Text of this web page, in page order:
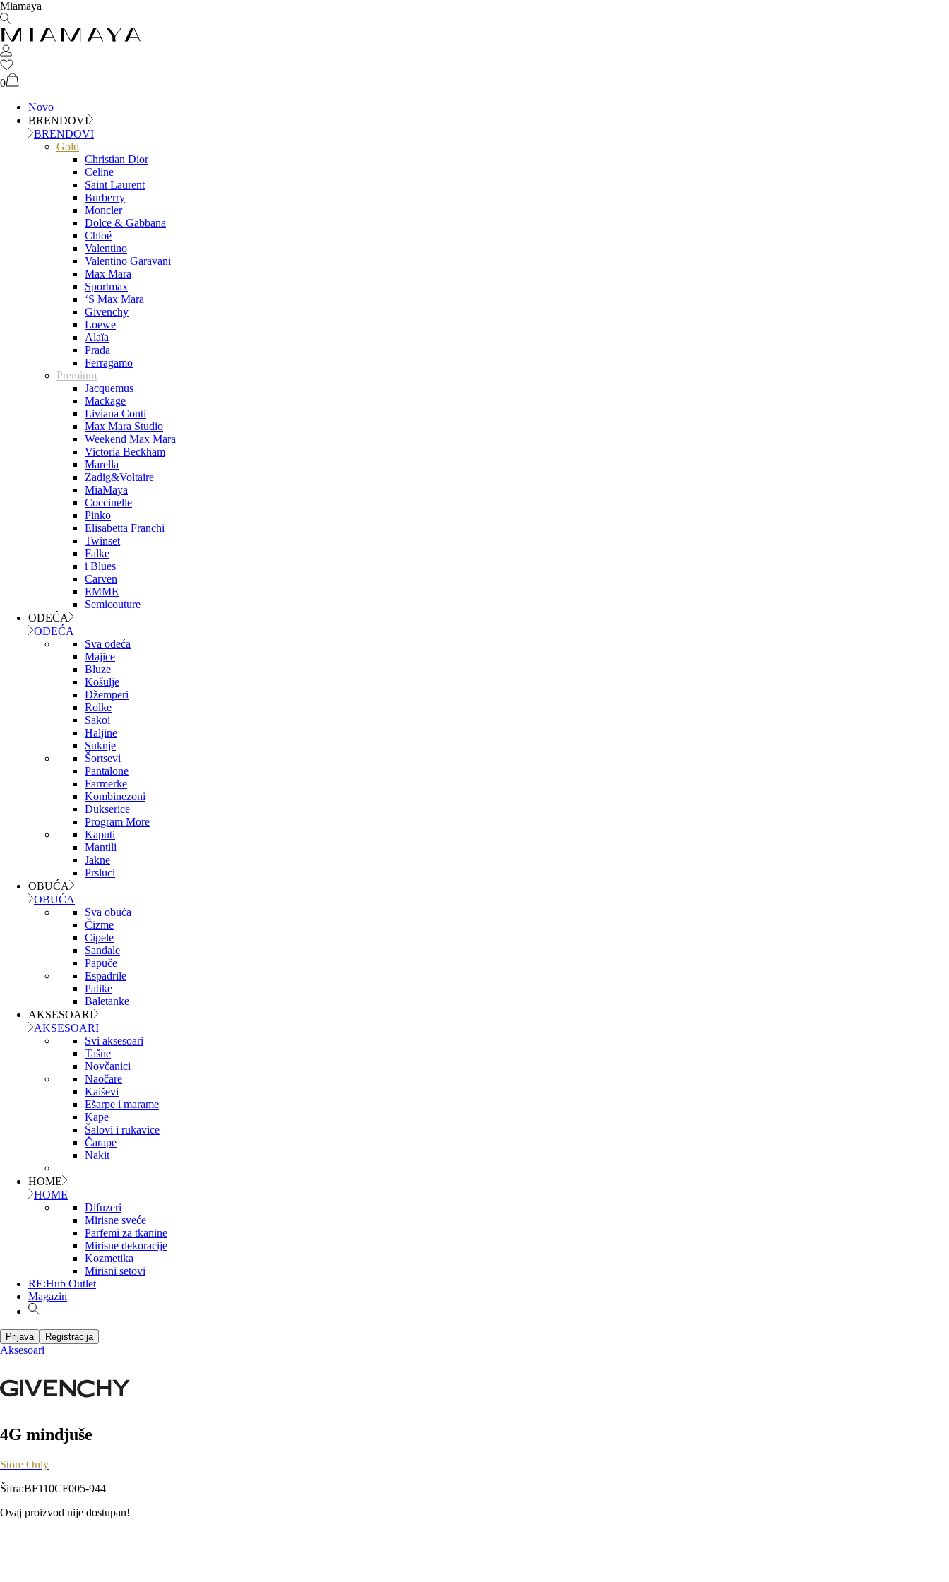
Miamaya
0
Novo
BRENDOVI
BRENDOVI
Gold
Christian Dior
Celine
Saint Laurent
Burberry
Moncler
Dolce & Gabbana
Chloé
Valentino
Valentino Garavani
Max Mara
Sportmax
‘S Max Mara
Givenchy
Loewe
Alaïa
Prada
Ferragamo
Premium
Jacquemus
Mackage
Liviana Conti
Max Mara Studio
Weekend Max Mara
Victoria Beckham
Marella
Zadig&Voltaire
MiaMaya
Coccinelle
Pinko
Elisabetta Franchi
Twinset
Falke
i Blues
Carven
EMME
Semicouture
ODEĆA
ODEĆA
Sva odeća
Majice
Bluze
Košulje
Džemperi
Rolke
Sakoi
Haljine
Suknje
Šortsevi
Pantalone
Farmerke
Kombinezoni
Dukserice
Program More
Kaputi
Mantili
Jakne
Prsluci
OBUĆA
OBUĆA
Sva obuća
Čizme
Cipele
Sandale
Papuče
Espadrile
Patike
Baletanke
AKSESOARI
AKSESOARI
Svi aksesoari
Tašne
Novčanici
Naočare
Kaiševi
Ešarpe i marame
Kape
Šalovi i rukavice
Čarape
Nakit
HOME
HOME
Difuzeri
Mirisne sveće
Parfemi za tkanine
Mirisne dekoracije
Kozmetika
Mirisni setovi
RE:Hub Outlet
Magazin
Prijava Registracija
Aksesoari
4G mindjuše
Store Only
Šifra:BF110CF005-944
Ovaj proizvod nije dostupan!